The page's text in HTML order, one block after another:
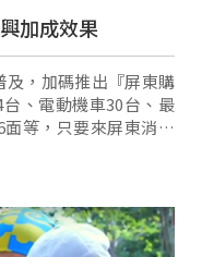
加成效果
及，加碼推出『屏東購
、電動機車30台、最
等，只要來屏東消費